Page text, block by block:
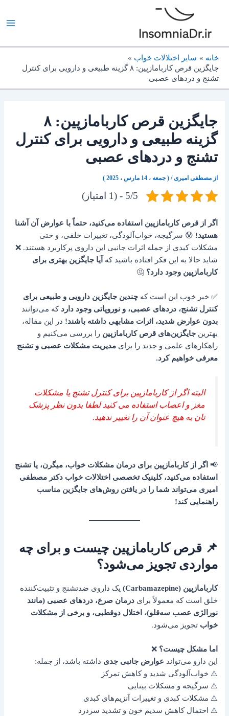
خانه
سایر اختلالات خواب
جایگزین قرص کاربامازپین: ۸ گزینه طبیعی و دارویی برای کنترل
تشنج و دردهای عصبی
جایگزین قرص کاربامازپین: ۸
گزینه طبیعی و دارویی برای کنترل
تشنج و دردهای عصبی
از مصطفی امیری/( جمعه ، 14 مارس ، 2025 )
5/5 - (1 امتیاز)
اگر از قرص کاربامازپین استفاده می‌کنید، حتماً با عوارض آن آشنا
هستید! 😰 سرگیجه، خواب‌آلودگی، تغییرات خلقی، و حتی
مشکلات کبدی از جمله اثرات جانبی این داروی پرکاربرد هستند. ❌
شاید حالا به این فکر افتاده باشید که آیا جایگزین بهتری برای
کاربامازپین وجود دارد؟ 🤔
✅ خبر خوب این است کهچندین جایگزین دارویی و طبیعی برای
کنترل تشنج، دردهای عصبی، و نوروپاتی وجود دارد که می‌توانند
بدون عوارض شدید، اثرات مشابهی داشته باشند! در این مقاله،
بهترینجایگزین‌های قرص کاربامازپین را بررسی می‌کنیم و
راهکارهای علمی و جدید را برایمدیریت مشکلات عصبی و تشنج
معرفی خواهیم کرد.
البته اگر از کاربامازپین برای کنترل تشنج یا مشکلات
مغز و اعصاب استفاده می کنید لطفا بدون نظر پزشک
تان به هیچ عنوان آن را تغییر ندهید.
📢 اگر از کاربامازپین برای درمان مشکلات خواب، میگرن، یا تشنج
استفاده می‌کنید، کلینیک تخصصی اختلالات خواب دکتر مصطفی
امیری می‌تواند شما را در یافتن روش‌های جایگزین مناسب
راهنمایی کند!
📌 قرص کاربامازپین چیست و برای چه
مواردی تجویز می‌شود؟
کاربامازپین (Carbamazepine)
یک داروی ضدتشنج و تثبیت‌کننده
خلق است که معمولاً برایدرمان صرع، دردهای عصبی (مانند
نورالژی عصب سه‌قلو)، اختلال دوقطبی، و برخی از مشکلات
خواب تجویز می‌شود.
اما مشکل چیست؟ ❌
این دارو می‌تواند عوارض جانبی جدی داشته باشد، از جمله:
⚠️ خواب‌آلودگی شدید و کاهش تمرکز
⚠️ سرگیجه و مشکلات بینایی
⚠️ مشکلات کبدی و تغییرات آنزیم‌های کبدی
⚠️ احتمال کاهش سدیم خون و تشدید سردرد